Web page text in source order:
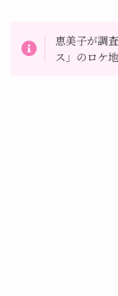
恵美子が調
ス」のロケ